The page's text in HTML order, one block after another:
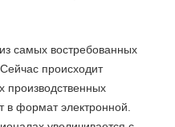
самых востребованных
происходит
производственных
в формат электронной.